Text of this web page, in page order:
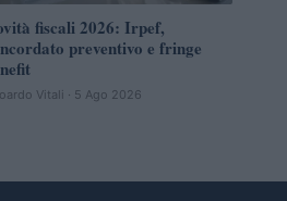
fiscali 2026: Irpef,
preventivo e fringe
Vitali · 5 Ago 2026